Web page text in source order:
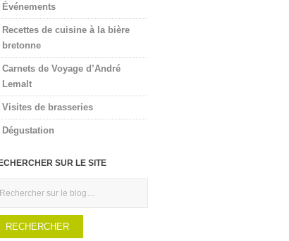
Événements
Recettes de cuisine à la bière
bretonne
Carnets de Voyage d’André
Lemalt
Visites de brasseries
Dégustation
SUR LE SITE